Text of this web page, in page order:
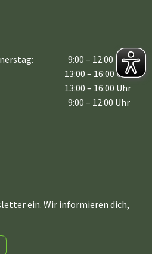
9:00 – 12:00 Uhr
13:00 – 16:00 Uhr
13:00 – 16:00 Uhr
9:00 – 12:00 Uhr
ein. Wir informieren dich,